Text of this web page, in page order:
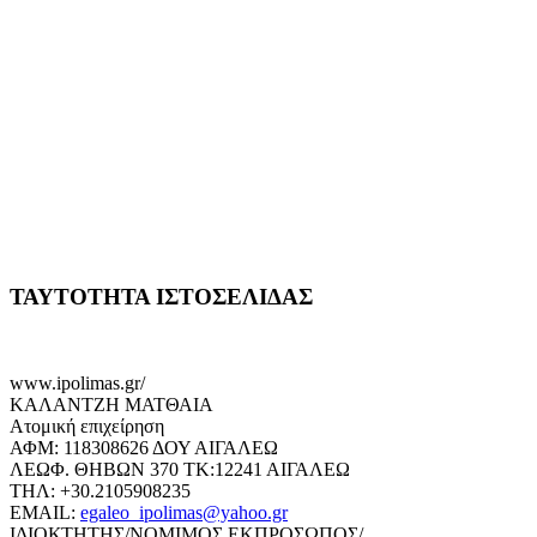
ΤΑΥΤΟΤΗΤΑ ΙΣΤΟΣΕΛΙΔΑΣ
www.ipolimas.gr/
ΚΑΛΑΝΤΖΗ ΜΑΤΘΑΙΑ
Ατομική επιχείρηση
ΑΦΜ: 118308626 ΔΟΥ ΑΙΓΑΛΕΩ
ΛΕΩΦ. ΘΗΒΩΝ 370 ΤΚ:12241 ΑΙΓΑΛΕΩ
ΤΗΛ: +30.2105908235
EMAIL: egaleo_ipolimas@yahoo.gr